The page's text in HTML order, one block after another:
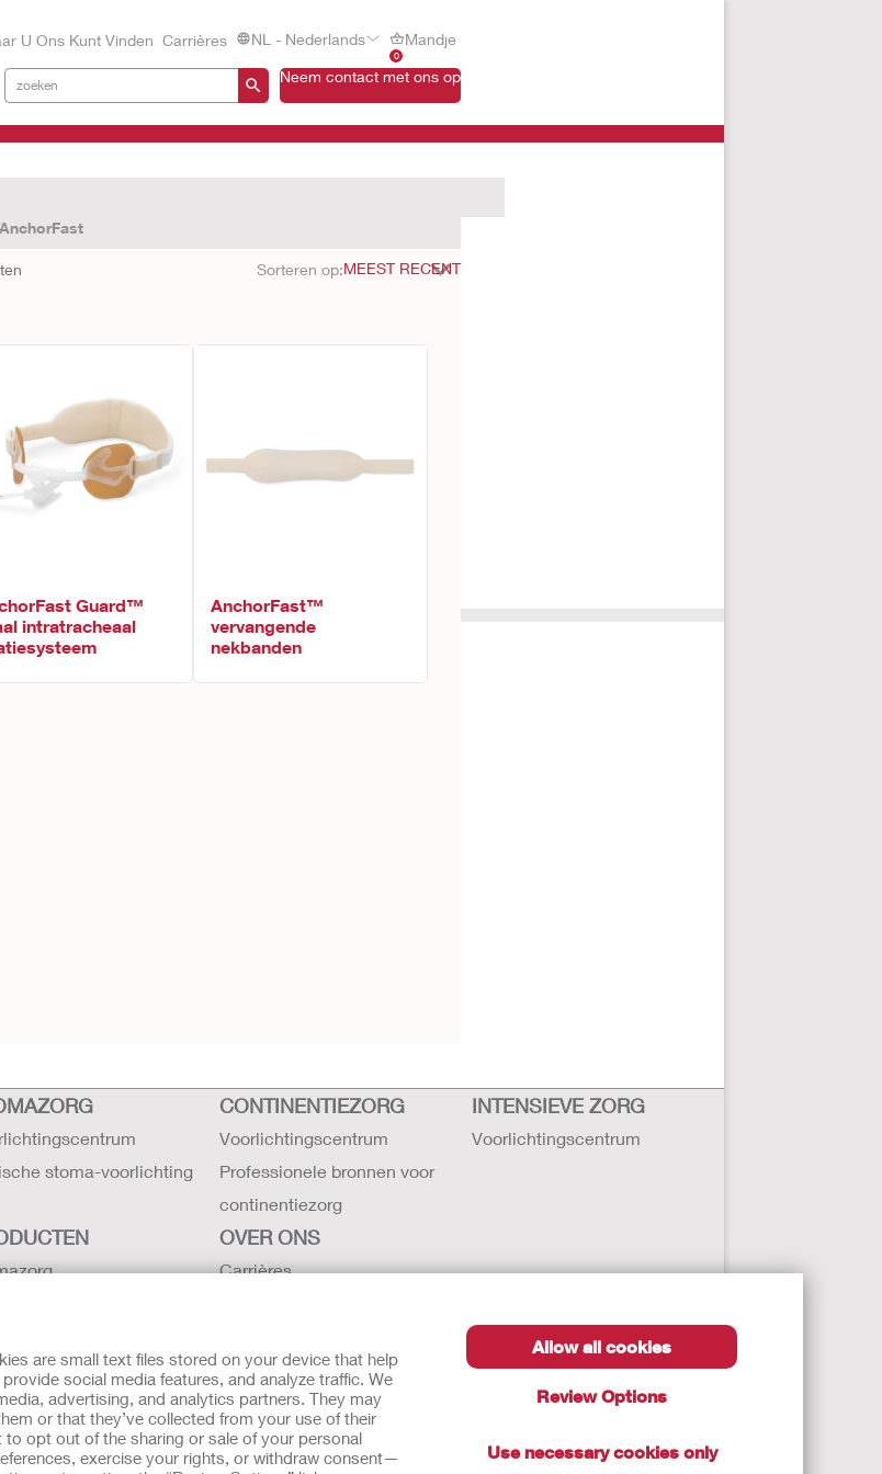
are small text files stored on your device that help
social media features, and analyze traffic. We
advertising, and analytics partners. They may
or that they’ve collected from your use of their
opt out of the sharing or sale of your personal
exercise your rights, or withdraw consent—
Allow all cookies
Review Options
Use necessary cookies only
U Ons Kunt Vinden Carrières NL - Nederlands
0
Mandje
Neem contact met ons op
AnchorFast
Sorteren op:
Guard™
intratracheaal
AnchorFast™
vervangende
nekbanden
stoma-voorlichting
CONTINENTIEZORG
Voorlichtingscentrum
Professionele bronnen voor
continentiezorg
INTENSIEVE ZORG
Voorlichtingscentrum
verklaring -
OVER ONS
Carrières
De geschiedenis van Hollister
Nieuws en evenementen